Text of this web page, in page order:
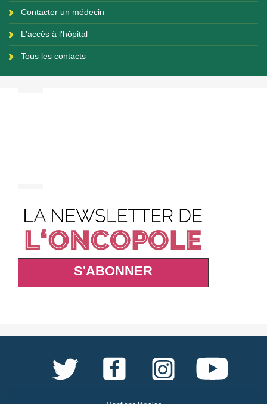
Contacter un médecin
L'accès à l'hôpital
Tous les contacts
S'ABONNER